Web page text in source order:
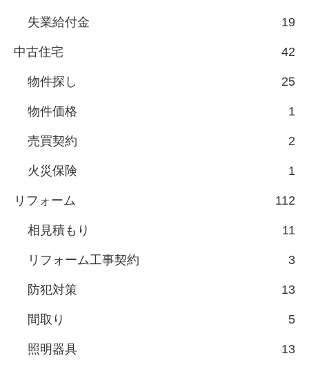
失業給付金 19
中古住宅 42
物件探し 25
物件価格 1
売買契約 2
火災保険 1
リフォーム 112
相見積もり 11
リフォーム工事契約 3
防犯対策 13
間取り 5
照明器具 13